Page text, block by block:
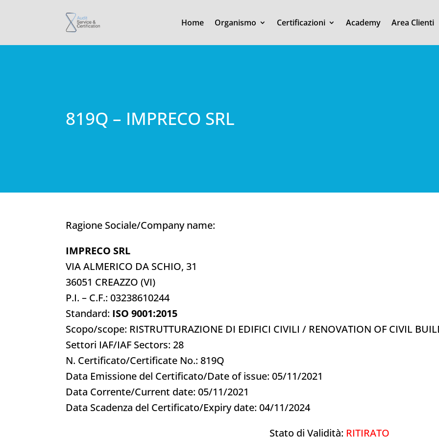
Home Organismo Certificazioni Academy Area Clienti
819Q – IMPRECO SRL
Ragione Sociale/Company name:
IMPRECO SRL
VIA ALMERICO DA SCHIO, 31
36051 CREAZZO (VI)
P.I. – C.F.: 03238610244
Standard: ISO 9001:2015
Scopo/scope: RISTRUTTURAZIONE DI EDIFICI CIVILI / RENOVATION OF CIVIL
Settori IAF/IAF Sectors: 28
N. Certificato/Certificate No.: 819Q
Data Emissione del Certificato/Date of issue: 05/11/2021
Data Corrente/Current date: 05/11/2021
Data Scadenza del Certificato/Expiry date: 04/11/2024
Stato di Validità: RITIRATO